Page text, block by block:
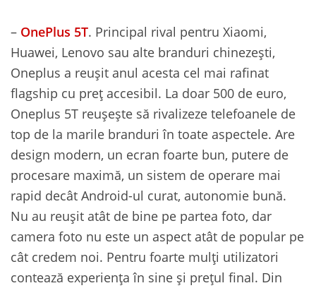
– OnePlus 5T. Principal rival pentru Xiaomi,
Huawei, Lenovo sau alte branduri chinezești,
Oneplus a reușit anul acesta cel mai rafinat
flagship cu preț accesibil. La doar 500 de euro,
Oneplus 5T reușește să rivalizeze telefoanele de
top de la marile branduri în toate aspectele. Are
design modern, un ecran foarte bun, putere de
procesare maximă, un sistem de operare mai
rapid decât Android-ul curat, autonomie bună.
Nu au reușit atât de bine pe partea foto, dar
camera foto nu este un aspect atât de popular pe
cât credem noi. Pentru foarte mulți utilizatori
contează experiența în sine și prețul final. Din